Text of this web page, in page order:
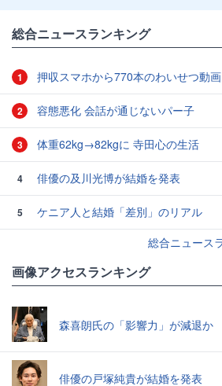
総合ニュースランキング
1 押収スマホから770本のわいせつ動画 15歳少女に酒と薬飲ませ性的暴行か 54歳男
2 容態悪化 会話が通じないパー子
3 体重62kg→82kgに 寺田心の生活
4 俳優の及川光博が結婚を発表
5
ケニア人と結婚「差別」のリアル
総合ニュース
画像アクセスランキング
森喜朗氏の「影響力」が減退か
俳優の戸塚純貴が結婚を発表